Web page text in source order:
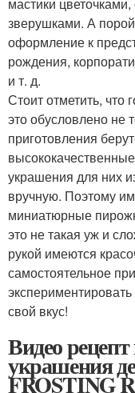
мастики
зверушками. А
оформление к
рождения,
и т. д.
Стоит отметить, что
это обусловлено не
приготовления
украшения для них
вручную. Поэтому
миниатюрные
это не такая уж и
рукой имеются
самостоятельное
свой вкус!
Видео
украшения
FROSTING